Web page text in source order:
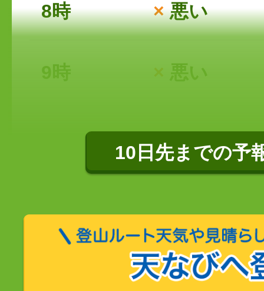
8時 ×悪い
9時 × 悪い
10日先までの予